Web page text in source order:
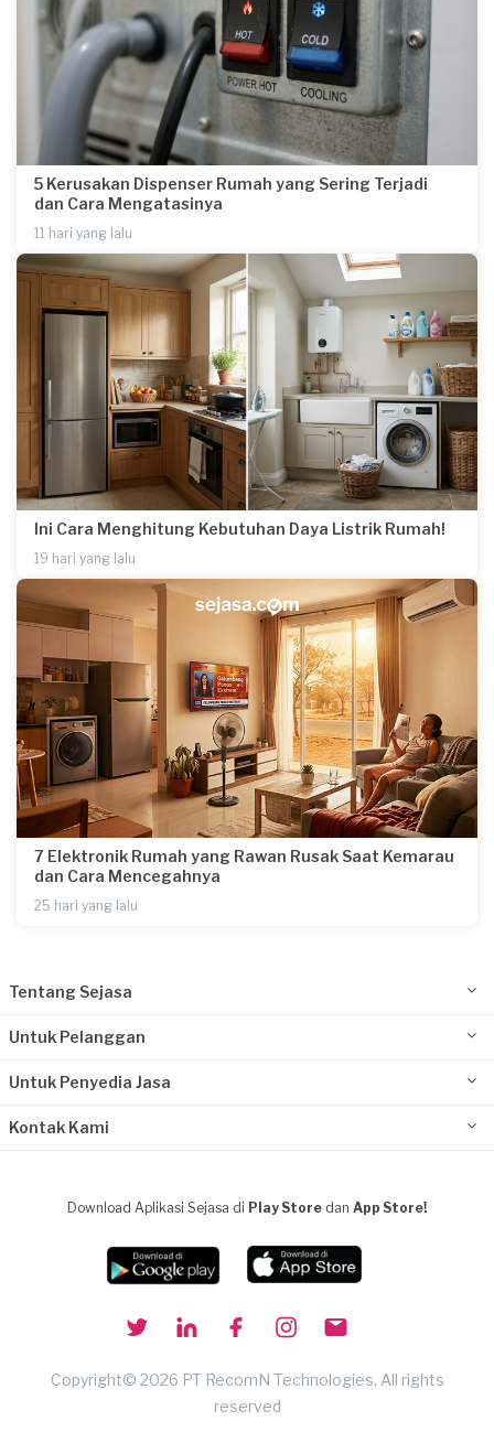
5 Kerusakan Dispenser Rumah yang Sering Terjadi
dan Cara Mengatasinya
11 hari yang lalu
Ini Cara Menghitung Kebutuhan Daya Listrik Rumah!
19 hari yang lalu
7 Elektronik Rumah yang Rawan Rusak Saat Kemarau
dan Cara Mencegahnya
25 hari yang lalu
Tentang Sejasa
Untuk Pelanggan
Untuk Penyedia Jasa
Kontak Kami
Download Aplikasi Sejasa di Play Store dan App Store!
Copyright© 2026 PT RecomN Technologies, All rights
reserved